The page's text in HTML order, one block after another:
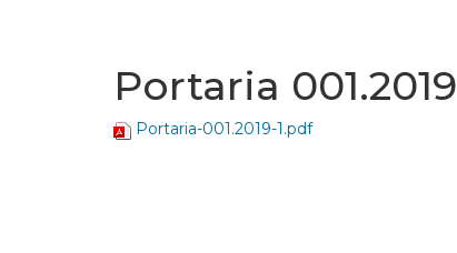
Portaria 001.2019
Portaria-001.2019-1.pdf